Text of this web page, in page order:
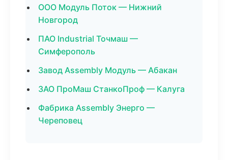
ООО Модуль Поток — Нижний
Новгород
ПАО Industrial Точмаш —
Симферополь
Завод Assembly Модуль — Абакан
ЗАО ПроМаш СтанкоПроф — Калуга
Фабрика Assembly Энерго —
Череповец